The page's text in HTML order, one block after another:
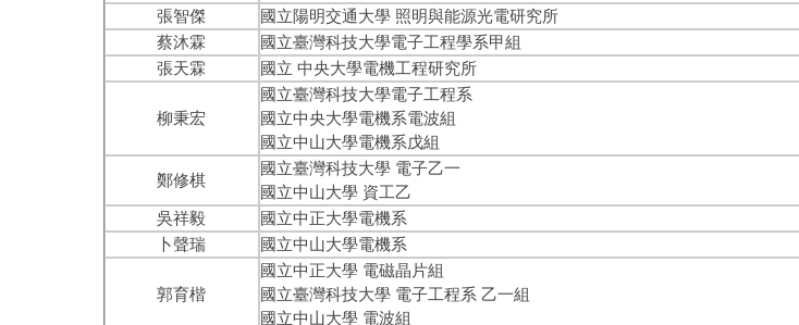
張智傑
國立陽明交通大學 照明與能源光電研究所
蔡沐霖
國立臺灣科技大學電子工程學系甲組
張天霖
國立 中央大學電機工程研究所
柳秉宏
國立臺灣科技大學電子工程系
國立中央大學電機系電波組
國立中山大學電機系戊組
鄭修棋
國立臺灣科技大學 電子乙一
國立中山大學 資工乙
吳祥毅
國立中正大學電機系
卜聲瑞
國立中山大學電機系
郭育楷
國立中正大學 電磁晶片組
國立臺灣科技大學 電子工程系 乙一組
國立中山大學 電波組